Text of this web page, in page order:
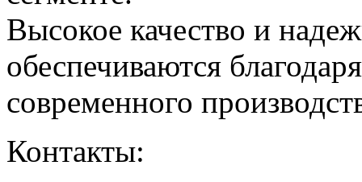
Высокое качество и
обеспечиваются
современного
Контакты: